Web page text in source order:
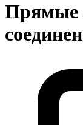
Прямые